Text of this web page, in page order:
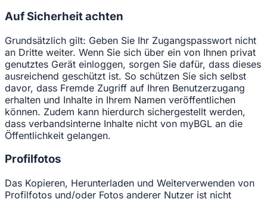
Auf Sicherheit achten
Grundsätzlich gilt: Geben Sie Ihr Zugangspasswort nicht
an Dritte weiter. Wenn Sie sich über ein von Ihnen privat
genutztes Gerät einloggen, sorgen Sie dafür, dass dieses
ausreichend geschützt ist. So schützen Sie sich selbst
davor, dass Fremde Zugriff auf Ihren Benutzerzugang
erhalten und Inhalte in Ihrem Namen veröffentlichen
können. Zudem kann hierdurch sichergestellt werden,
dass verbandsinterne Inhalte nicht von myBGL an die
Öffentlichkeit gelangen.
Profilfotos
Das Kopieren, Herunterladen und Weiterverwenden von
Profilfotos und/oder Fotos anderer Nutzer ist nicht